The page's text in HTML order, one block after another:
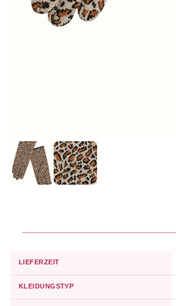
LIEFERZEIT
KLEIDUNGSTYP